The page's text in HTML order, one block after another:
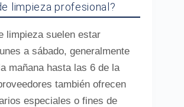
limpieza profesional?
limpieza suelen estar
a sábado, generalmente
mañana hasta las 6 de la
también ofrecen
especiales o fines de